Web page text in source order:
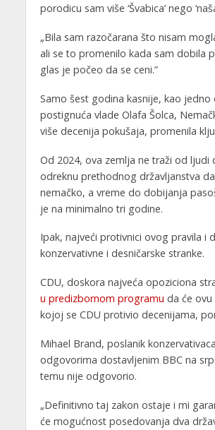
porodicu sam više ‘Švabica’ nego
„Bila sam razočarana što nisam
ali se to promenilo kada sam dobila
glas je počeo da se ceni.”
Samo šest godina kasnije, kao jedno
postignuća vlade Olafa Šolca,
više decenija pokušaja, promenila
Od 2024, ova zemlja ne traži od ljudi
odreknu prethodnog državljanstva
nemačko, a vreme do dobijanja
je na minimalno tri godine.
Ipak, najveći protivnici ovog pravila i
konzervativne i desničarske stranke.
CDU, doskora najveća opoziciona
u predizbornom programu da će
kojoj se CDU protivio decenijama,
Mihael Brand, poslanik
odgovorima dostavljenim BBC na
temu nije odgovorio.
„Definitivno taj zakon ostaje i mi
će mogućnost posedovanja dva